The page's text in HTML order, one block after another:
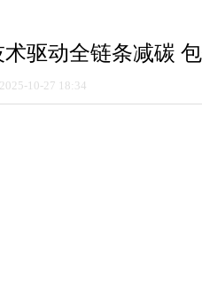
驱动全链条减碳
2025-10-27 18:34